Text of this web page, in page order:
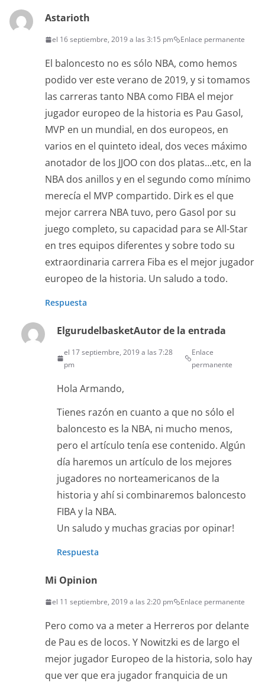
Astarioth
el 16 septiembre, 2019 a las 3:15 pm Enlace permanente
El baloncesto no es sólo NBA, como hemos
podido ver este verano de 2019, y si tomamos
las carreras tanto NBA como FIBA el mejor
jugador europeo de la historia es Pau Gasol,
MVP en un mundial, en dos europeos, en
varios en el quinteto ideal, dos veces máximo
anotador de los JJOO con dos platas…etc, en la
NBA dos anillos y en el segundo como mínimo
merecía el MVP compartido. Dirk es el que
mejor carrera NBA tuvo, pero Gasol por su
juego completo, su capacidad para se All-Star
en tres equipos diferentes y sobre todo su
extraordinaria carrera Fiba es el mejor jugador
europeo de la historia. Un saludo a todo.
Respuesta
ElgurudelbasketAutor de la entrada
el 17 septiembre, 2019 a las 7:28
pm
Enlace
permanente
Hola Armando,
Tienes razón en cuanto a que no sólo el
baloncesto es la NBA, ni mucho menos,
pero el artículo tenía ese contenido. Algún
día haremos un artículo de los mejores
jugadores no norteamericanos de la
historia y ahí si combinaremos baloncesto
FIBA y la NBA.
Un saludo y muchas gracias por opinar!
Respuesta
Mi Opinion
el 11 septiembre, 2019 a las 2:20 pm Enlace permanente
Pero como va a meter a Herreros por delante
de Pau es de locos. Y Nowitzki es de largo el
mejor jugador Europeo de la historia, solo hay
que ver que era jugador franquicia de un